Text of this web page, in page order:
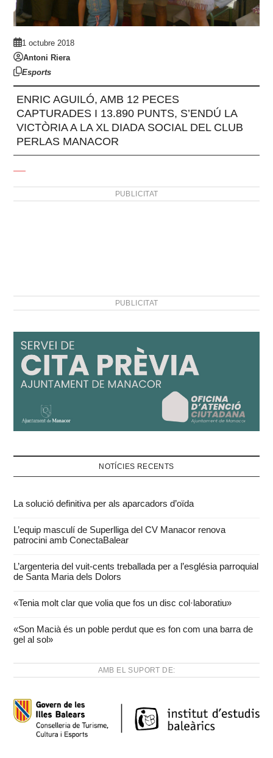
1 octubre 2018
Antoni Riera
Esports
ENRIC AGUILÓ, AMB 12 PECES
CAPTURADES I 13.890 PUNTS, S’ENDÚ LA
VICTÒRIA A LA XL DIADA SOCIAL DEL CLUB
PERLAS MANACOR
PUBLICITAT
PUBLICITAT
NOTÍCIES RECENTS
La solució definitiva per als aparcadors d’oïda
L’equip masculí de Superlliga del CV Manacor renova
patrocini amb ConectaBalear
L’argenteria del vuit-cents treballada per a l’església parroquial
de Santa Maria dels Dolors
«Tenia molt clar que volia que fos un disc col·laboratiu»
«Son Macià és un poble perdut que es fon com una barra de
gel al sol»
AMB EL SUPORT DE: